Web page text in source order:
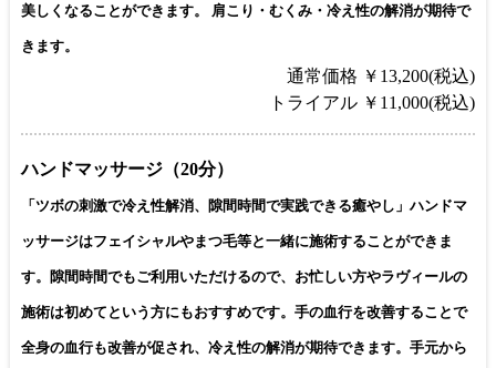
美しくなることができます。 肩こり・むくみ・冷え性の解消が期待で
きます。
通常価格 ￥13,200(税込)
トライアル ￥11,000(税込)
ハンドマッサージ（20分）
「ツボの刺激で冷え性解消、隙間時間で実践できる癒やし」ハンドマ
ッサージはフェイシャルやまつ毛等と一緒に施術することができま
す。隙間時間でもご利用いただけるので、お忙しい方やラヴィールの
施術は初めてという方にもおすすめです。手の血行を改善することで
全身の血行も改善が促され、冷え性の解消が期待できます。手元から